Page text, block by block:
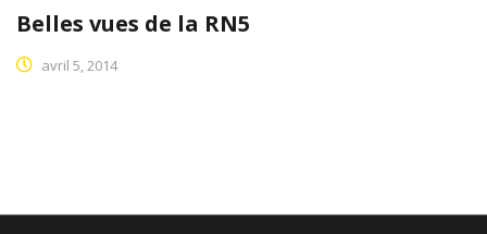
Belles vues de la RN5
avril 5, 2014